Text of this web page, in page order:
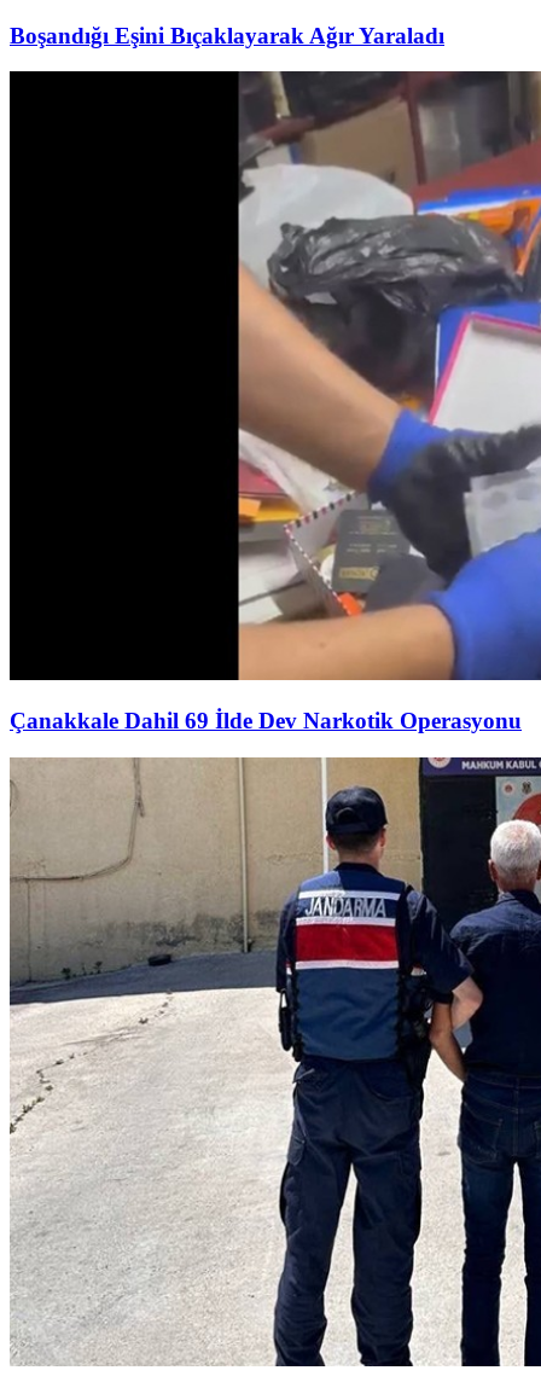
Boşandığı Eşini Bıçaklayarak Ağır Yaraladı
Çanakkale Dahil 69 İlde Dev Narkotik Operasyonu